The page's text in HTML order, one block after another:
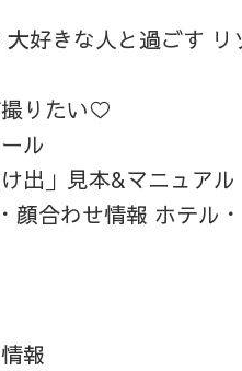
好きな人と過ごす
りたい♡
ル
出」見本&マニュアル
顔合わせ情報 ホテル
報